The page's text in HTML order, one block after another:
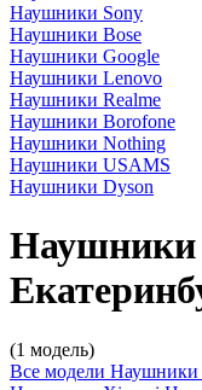
Наушники Sony
Наушники Bose
Наушники Google
Наушники Lenovo
Наушники Realme
Наушники Borofone
Наушники Nothing
Наушники USAMS
Наушники Dyson
Наушники
(1 модель)
Все модели Наушники